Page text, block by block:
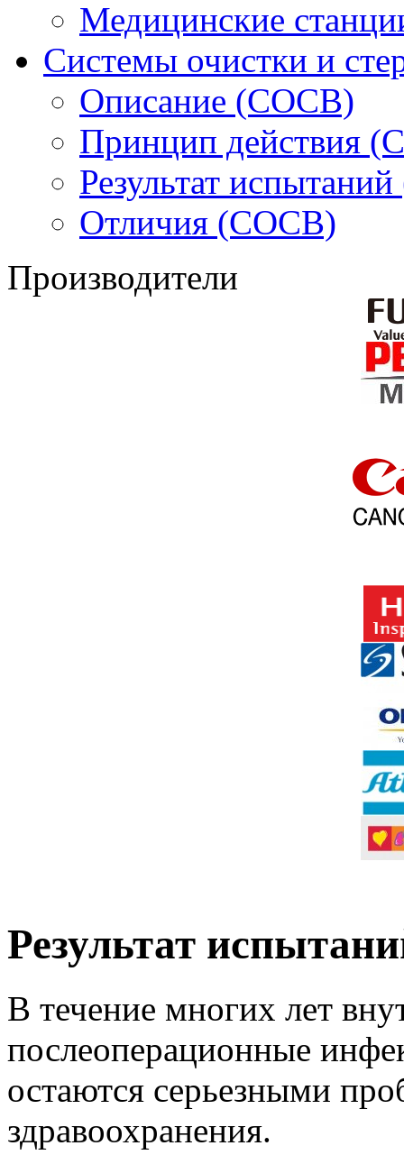
Медицинские
Системы очистки и
Описание (СОСВ)
Принцип действия
Результат
Отличия (СОСВ)
Производители
Результат
В течение многих лет
послеоперационные
остаются серьезными
здравоохранения.